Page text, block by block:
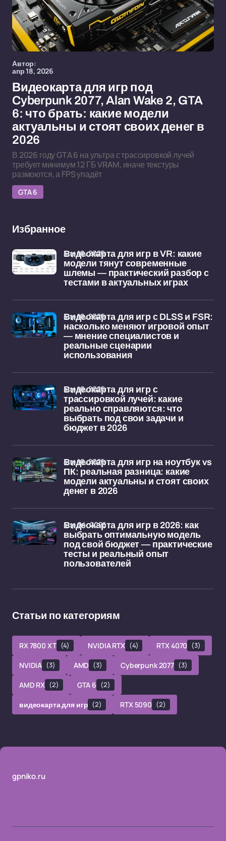
Автор:
апр 18, 2026
Видеокарта для игр под
Cyberpunk 2077, Alan Wake 2, GTA
6: что брать: какие модели
актуальны и стоят своих денег в
2026
В 2026 году GTA 6 на ультра с трассировкой лучей
требует минимум 12 ГБ VRAM, иначе текстуры
размоются, а FPS упадёт
GTA 6
Избранное
Видеокарта для игр в VR: какие
модели тянут современные
шлемы — практический разбор с
тестами в актуальных играх
апр 18, 2026
Видеокарта для игр с DLSS и FSR:
насколько меняют игровой опыт
— мнение специалистов и
реальные сценарии
использования
апр 18, 2026
Видеокарта для игр с
трассировкой лучей: какие
реально справляются: что
выбрать под свои задачи и
бюджет в 2026
апр 18, 2026
Видеокарта для игр на ноутбук vs
ПК: реальная разница: какие
модели актуальны и стоят своих
денег в 2026
апр 18, 2026
Видеокарта для игр в 2026: как
выбрать оптимальную модель
под свой бюджет — практические
тесты и реальный опыт
пользователей
апр 04, 2026
Статьи по категориям
RX 7800 XT (4) NVIDIA RTX (4) RTX 4070 (3)
NVIDIA (3) AMD (3) Cyberpunk 2077 (3)
AMD RX (2) GTA 6 (2)
видеокарта для игр (2) RTX 5090 (2)
gpniko.ru